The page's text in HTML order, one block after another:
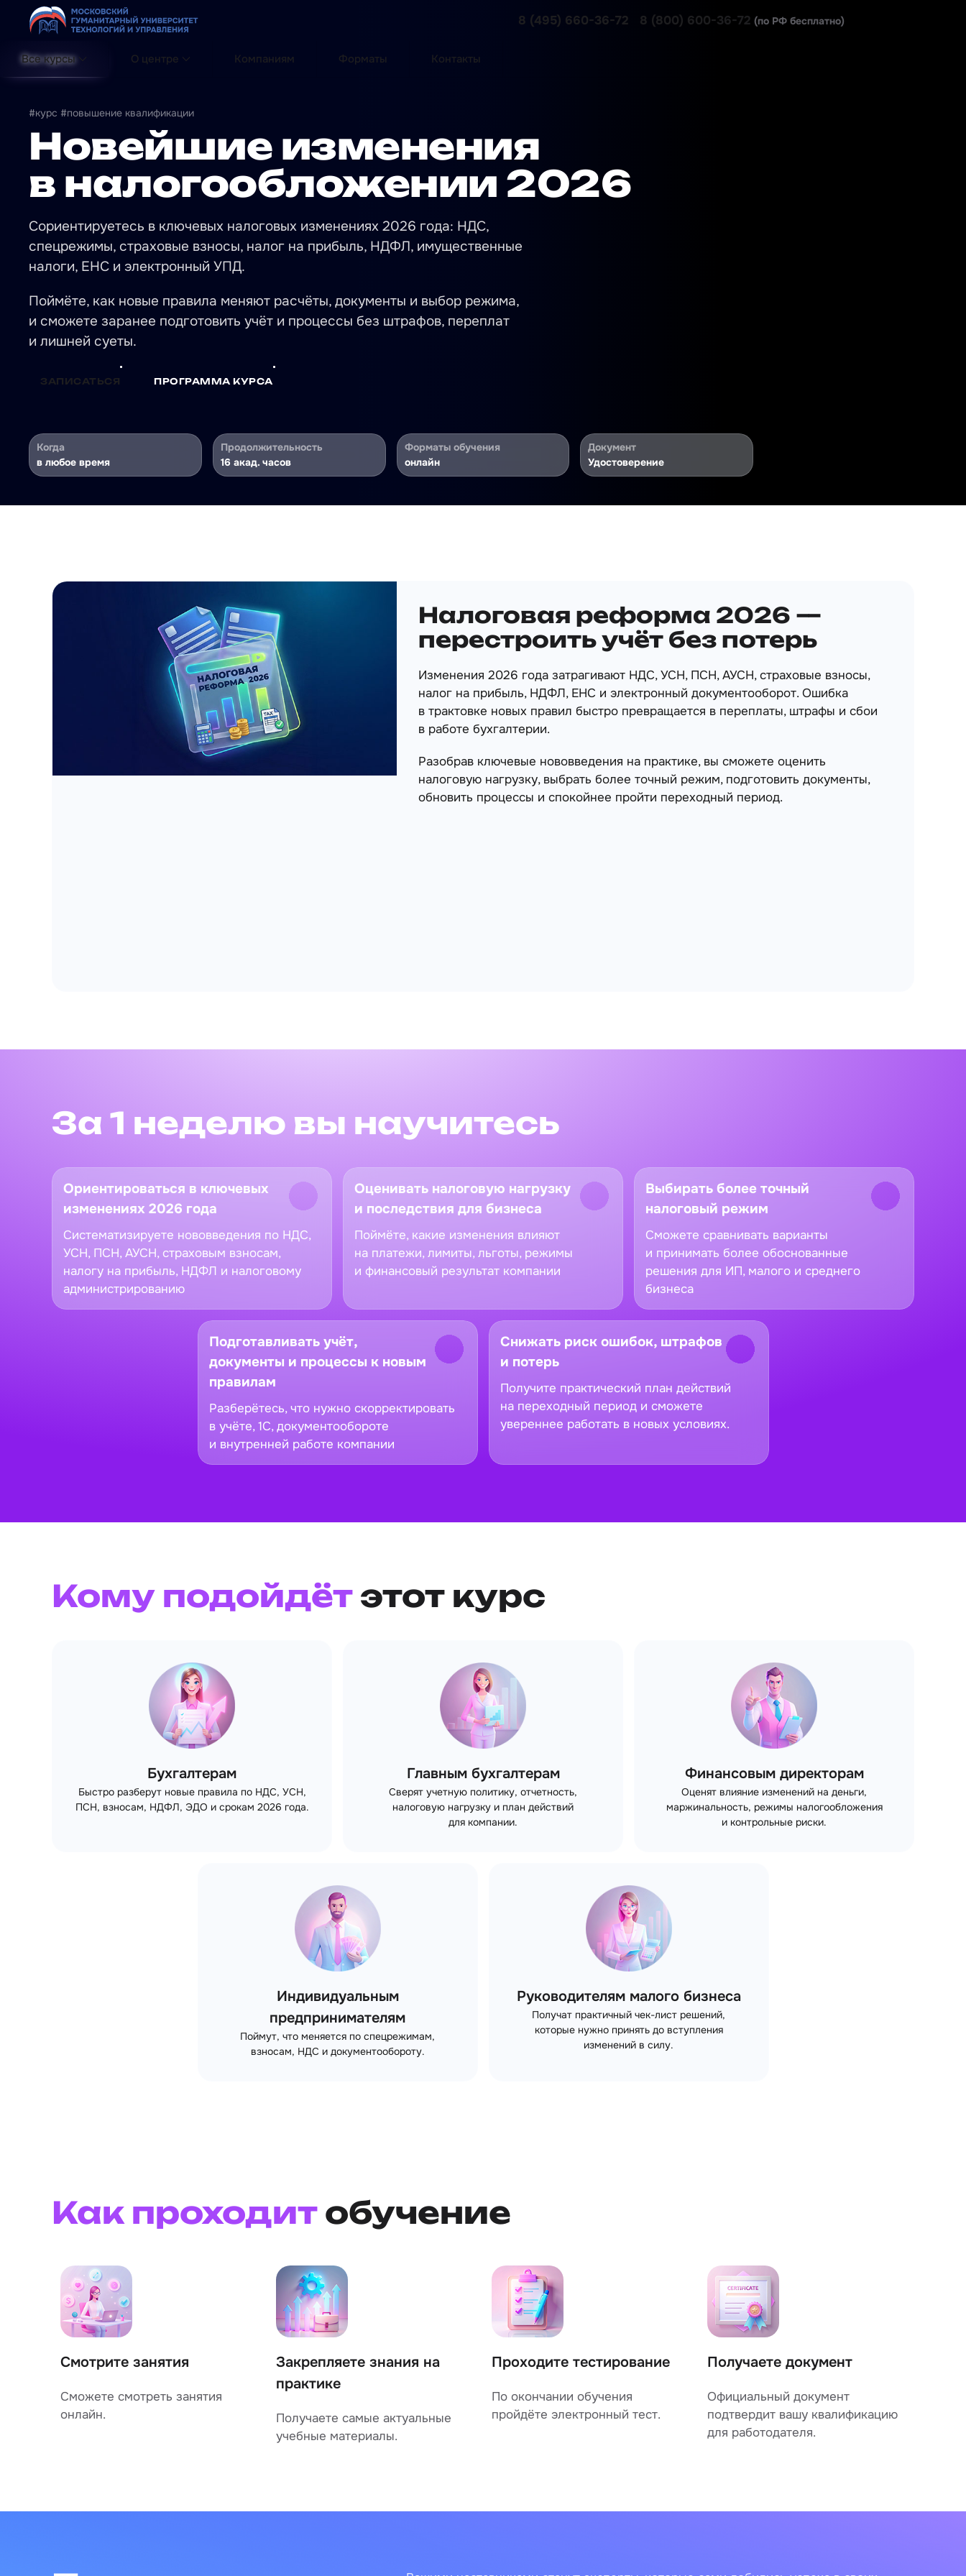
Перейти к содержимому
8 (495) 660-36-72 8 (800) 600-36-72 (по РФ бесплатно)
Все курсы О центре Компаниям Форматы Контакты
#курс #повышение квалификации
Новейшие изменения
в налогообложении 2026
Сориентируетесь в ключевых налоговых изменениях 2026 года: НДС,
спецрежимы, страховые взносы, налог на прибыль, НДФЛ, имущественные
налоги, ЕНС и электронный УПД.
Поймёте, как новые правила меняют расчёты, документы и выбор режима,
и сможете заранее подготовить учёт и процессы без штрафов, переплат
и лишней суеты.
ЗАПИСАТЬСЯ ПРОГРАММА КУРСА
Когда
в любое время
Продолжительность
16 акад. часов
Форматы обучения
онлайн
Документ
Удостоверение
Налоговая реформа 2026 —
перестроить учёт без потерь
Изменения 2026 года затрагивают НДС, УСН, ПСН, АУСН, страховые взносы,
налог на прибыль, НДФЛ, ЕНС и электронный документооборот. Ошибка
в трактовке новых правил быстро превращается в переплаты, штрафы и сбои
в работе бухгалтерии.
Разобрав ключевые нововведения на практике, вы сможете оценить
налоговую нагрузку, выбрать более точный режим, подготовить документы,
обновить процессы и спокойнее пройти переходный период.
За 1 неделю вы научитесь
Ориентироваться в ключевых
изменениях 2026 года
Систематизируете нововведения по НДС,
УСН, ПСН, АУСН, страховым взносам,
налогу на прибыль, НДФЛ и налоговому
администрированию
Оценивать налоговую нагрузку
и последствия для бизнеса
Поймёте, какие изменения влияют
на платежи, лимиты, льготы, режимы
и финансовый результат компании
Выбирать более точный
налоговый режим
Сможете сравнивать варианты
и принимать более обоснованные
решения для ИП, малого и среднего
бизнеса
Подготавливать учёт,
документы и процессы к новым
правилам
Разберётесь, что нужно скорректировать
в учёте, 1С, документообороте
и внутренней работе компании
Снижать риск ошибок, штрафов
и потерь
Получите практический план действий
на переходный период и сможете
увереннее работать в новых условиях.
Кому подойдёт этот курс
Бухгалтерам
Быстро разберут новые правила по НДС, УСН,
ПСН, взносам, НДФЛ, ЭДО и срокам 2026 года.
Главным бухгалтерам
Сверят учетную политику, отчетность,
налоговую нагрузку и план действий
для компании.
Финансовым директорам
Оценят влияние изменений на деньги,
маржинальность, режимы налогообложения
и контрольные риски.
Индивидуальным
предпринимателям
Поймут, что меняется по спецрежимам,
взносам, НДС и документообороту.
Руководителям малого бизнеса
Получат практичный чек-лист решений,
которые нужно принять до вступления
изменений в силу.
Как проходит обучение
Смотрите занятия
Сможете смотреть занятия
онлайн.
Закрепляете знания на
практике
Получаете самые актуальные
учебные материалы.
Проходите тестирование
По окончании обучения
пройдёте электронный тест.
Получаете документ
Официальный документ
подтвердит вашу квалификацию
для работодателя.